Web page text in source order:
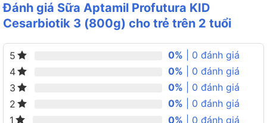
Đánh giá Sữa Aptamil Profutura KID
Cesarbiotik 3 (800g) cho trẻ trên 2 tuổi
5 0% | 0 đánh giá
4
0% | 0 đánh giá
3
0% | 0 đánh giá
2
0% | 0 đánh giá
1
0% | 0 đánh giá